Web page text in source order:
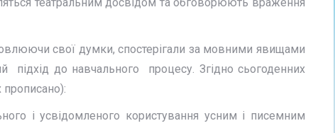
свої думки, спостерігали за мовними явищами
до навчального процесу. Згідно сьогоденних
прописано):
і усвідомленого користування усним і писемним